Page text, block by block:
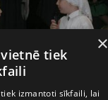
×
tiek
izmantoti sīkfaili, lai